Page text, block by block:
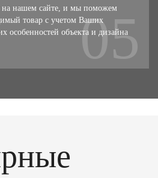
на нашем сайте, и мы поможем
товар с учетом Ваших
особенностей объекта и дизайна